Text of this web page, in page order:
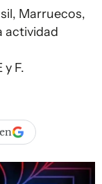
Marruecos,
actividad
F.